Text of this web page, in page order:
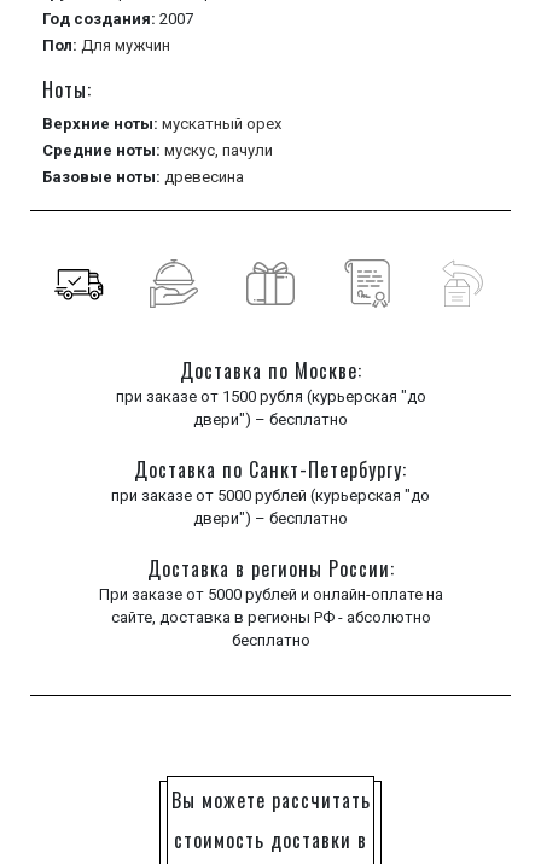
Год создания: 2007
Пол: Для мужчин
Ноты:
Верхние ноты: мускатный орех
Средние ноты: мускус, пачули
Базовые ноты: древесина
Доставка по Москве:
при заказе от 1500 рубля (курьерская "до
двери") – бесплатно
Доставка по Санкт-Петербургу:
при заказе от 5000 рублей (курьерская "до
двери") – бесплатно
Доставка в регионы России:
При заказе от 5000 рублей и онлайн-оплате на
сайте, доставка в регионы РФ - абсолютно
бесплатно
Вы можете рассчитать
стоимость доставки в